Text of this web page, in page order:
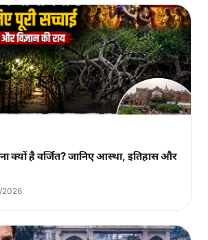
क्यों है वर्जित? जानिए आस्था, इतिहास और
2026